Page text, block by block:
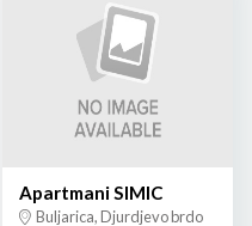
Apartmani SIMIC
Buljarica, Djurdjevo brdo